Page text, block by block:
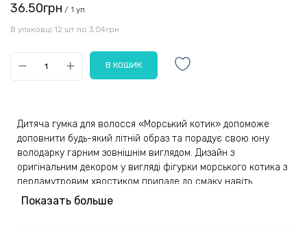
36.50грн / 1 уп
В упаковці 12 шт по 3.04грн
Дитяча гумка для волосся «Морський котик» допоможе
доповнити будь-який літній образ та порадує свою юну
володарку гарним зовнішнім виглядом. Дизайн з
оригінальним декором у вигляді фігурки морського котика з
перламутровим хвостиком припаде до смаку навіть
найвибагливішій принцесі.
Показать больше